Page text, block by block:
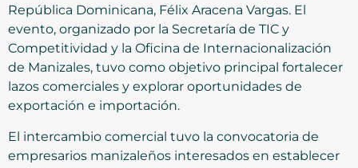
República Dominicana, Félix Aracena Vargas. El
evento, organizado por la Secretaría de TIC y
Competitividad y la Oficina de Internacionalización
de Manizales, tuvo como objetivo principal fortalecer
lazos comerciales y explorar oportunidades de
exportación e importación.
El intercambio comercial tuvo la convocatoria de
empresarios manizaleños interesados en establecer